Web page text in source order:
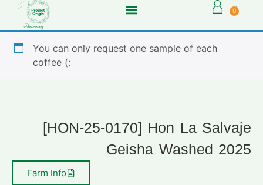
0
You can only request one sample of each
coffee (:
[HON-25-0170] Hon La Salvaje
Geisha Washed 2025
Farm Info